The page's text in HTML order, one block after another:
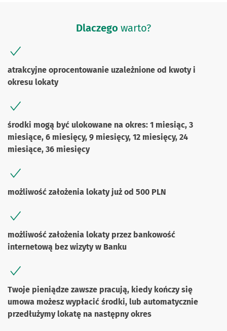
Dlaczego warto?
atrakcyjne oprocentowanie uzależnione od kwoty i
okresu lokaty
środki mogą być ulokowane na okres: 1 miesiąc, 3
miesiące, 6 miesięcy, 9 miesięcy, 12 miesięcy, 24
miesiące, 36 miesięcy
możliwość założenia lokaty już od 500 PLN
możliwość założenia lokaty przez bankowość
internetową bez wizyty w Banku
Twoje pieniądze zawsze pracują, kiedy kończy się
umowa możesz wypłacić środki, lub automatycznie
przedłużymy lokatę na następny okres